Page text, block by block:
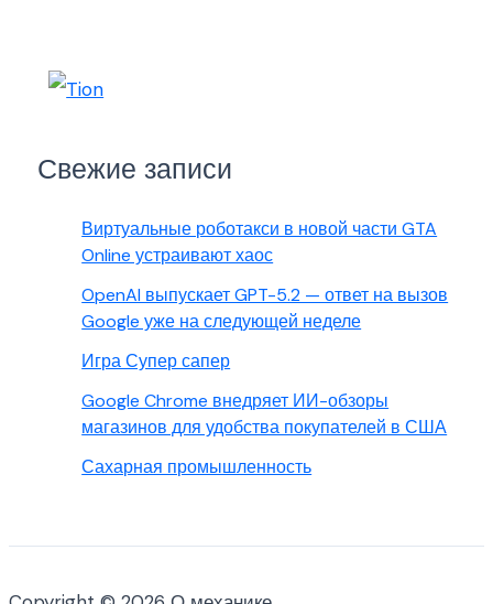
Свежие записи
Виртуальные роботакси в новой части GTA
Online устраивают хаос
OpenAI выпускает GPT-5.2 — ответ на вызов
Google уже на следующей неделе
Игра Супер сапер
Google Chrome внедряет ИИ-обзоры
магазинов для удобства покупателей в США
Сахарная промышленность